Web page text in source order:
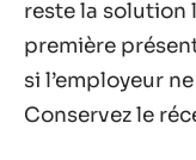
reste la solution
première
si l’employeur
Conservez le